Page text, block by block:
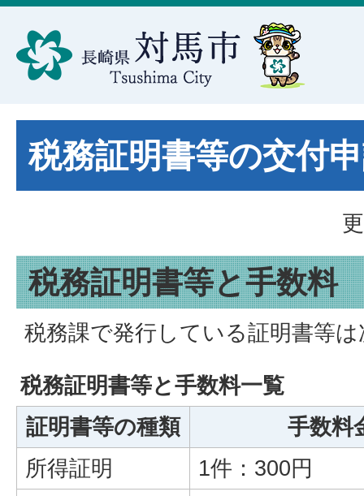
税務証明書等の交付
税務証明書等と手数料
税務課で発行している証明書等
税務証明書等と手数料一覧
証明書等の種類
手数料
所得証明
1件：300円